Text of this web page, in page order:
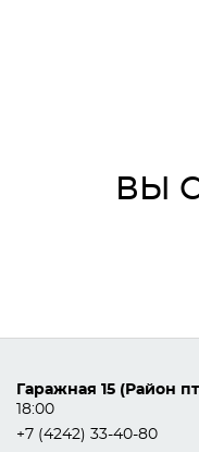
ВЫ
Гаражная 15 (Район
18:00
+7 (4242) 33-40-80